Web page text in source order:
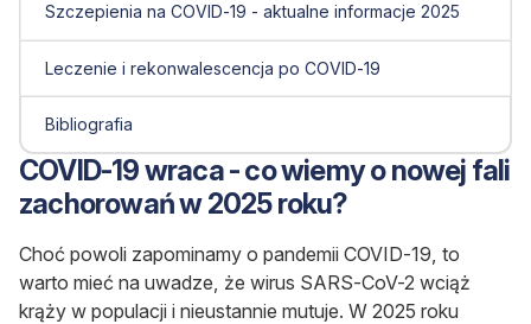
Szczepienia na COVID-19 - aktualne informacje 2025
Leczenie i rekonwalescencja po COVID-19
Bibliografia
COVID-19 wraca - co wiemy o nowej fali
zachorowań w 2025 roku?
Choć powoli zapominamy o pandemii COVID-19, to
warto mieć na uwadze, że wirus SARS-CoV-2 wciąż
krąży w populacji i nieustannie mutuje. W 2025 roku